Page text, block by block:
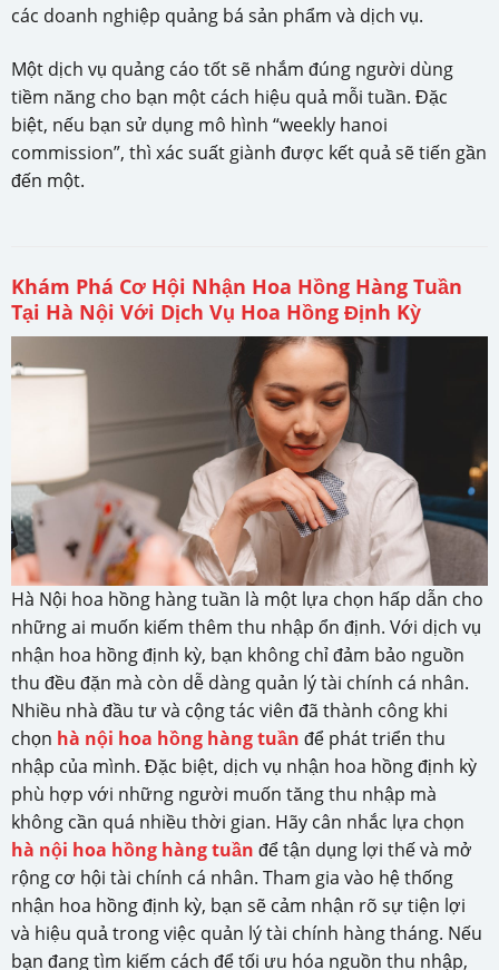
các doanh nghiệp quảng bá sản phẩm và dịch vụ.
Một dịch vụ quảng cáo tốt sẽ nhắm đúng người dùng
tiềm năng cho bạn một cách hiệu quả mỗi tuần. Đặc
biệt, nếu bạn sử dụng mô hình “weekly hanoi
commission”, thì xác suất giành được kết quả sẽ tiến gần
đến một.
Khám Phá Cơ Hội Nhận Hoa Hồng Hàng Tuần
Tại Hà Nội Với Dịch Vụ Hoa Hồng Định Kỳ
Hà Nội hoa hồng hàng tuần là một lựa chọn hấp dẫn cho
những ai muốn kiếm thêm thu nhập ổn định. Với dịch vụ
nhận hoa hồng định kỳ, bạn không chỉ đảm bảo nguồn
thu đều đặn mà còn dễ dàng quản lý tài chính cá nhân.
Nhiều nhà đầu tư và cộng tác viên đã thành công khi
chọn hà nội hoa hồng hàng tuần để phát triển thu
nhập của mình. Đặc biệt, dịch vụ nhận hoa hồng định kỳ
phù hợp với những người muốn tăng thu nhập mà
không cần quá nhiều thời gian. Hãy cân nhắc lựa chọn
hà nội hoa hồng hàng tuần để tận dụng lợi thế và mở
rộng cơ hội tài chính cá nhân. Tham gia vào hệ thống
nhận hoa hồng định kỳ, bạn sẽ cảm nhận rõ sự tiện lợi
và hiệu quả trong việc quản lý tài chính hàng tháng. Nếu
bạn đang tìm kiếm cách để tối ưu hóa nguồn thu nhập,